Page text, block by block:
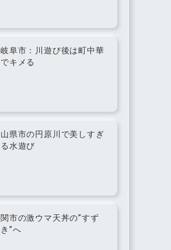
岐阜市：川遊び後は町中華
でキメる
山県市の円原川で美しすぎ
る水遊び
関市の激ウマ天丼の”すず
き”へ